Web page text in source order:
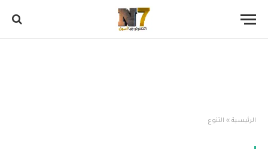
الرئيسية » التنوع